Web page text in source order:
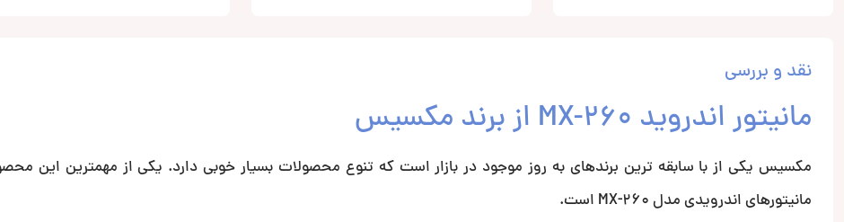
نقد و بررسی
مانیتور اندروید MX-260 از برند مکسیس
مکسیس یکی از با سابقه ترین برندهای به روز موجود در بازار است که تنوع محصولات بسیار خوبی دارد. یکی از مهمترین این
مانیتورهای اندرویدی مدل MX-260 است.